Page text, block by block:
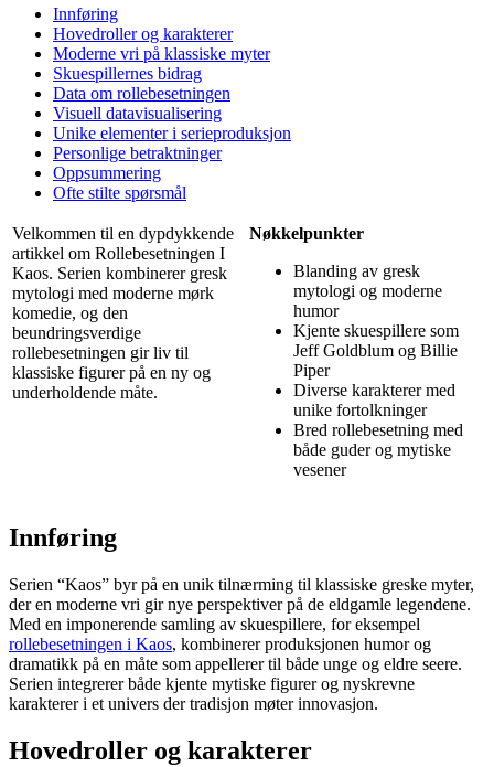
Innføring
Hovedroller og karakterer
Moderne vri på klassiske myter
Skuespillernes bidrag
Data om rollebesetningen
Visuell datavisualisering
Unike elementer i serieproduksjon
Personlige betraktninger
Oppsummering
Ofte stilte spørsmål
Velkommen til en dypdykkende
artikkel om Rollebesetningen I
Kaos. Serien kombinerer gresk
mytologi med moderne mørk
komedie, og den
beundringsverdige
rollebesetningen gir liv til
klassiske figurer på en ny og
underholdende måte.
Nøkkelpunkter
Blanding av gresk
mytologi og moderne
humor
Kjente skuespillere som
Jeff Goldblum og Billie
Piper
Diverse karakterer med
unike fortolkninger
Bred rollebesetning med
både guder og mytiske
vesener
Innføring
Serien “Kaos” byr på en unik tilnærming til klassiske greske myter,
der en moderne vri gir nye perspektiver på de eldgamle legendene.
Med en imponerende samling av skuespillere, for eksempel
rollebesetningen i Kaos, kombinerer produksjonen humor og
dramatikk på en måte som appellerer til både unge og eldre seere.
Serien integrerer både kjente mytiske figurer og nyskrevne
karakterer i et univers der tradisjon møter innovasjon.
Hovedroller og karakterer